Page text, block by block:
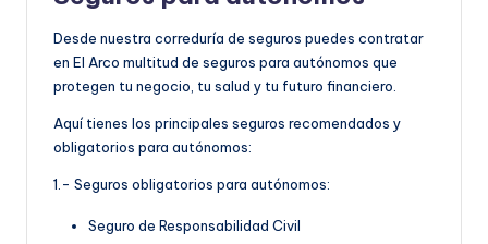
Desde nuestra correduría de seguros puedes contratar
en El Arco multitud de seguros para autónomos que
protegen tu negocio, tu salud y tu futuro financiero.
Aquí tienes los principales seguros recomendados y
obligatorios para autónomos:
1.- Seguros obligatorios para autónomos:
Seguro de Responsabilidad Civil